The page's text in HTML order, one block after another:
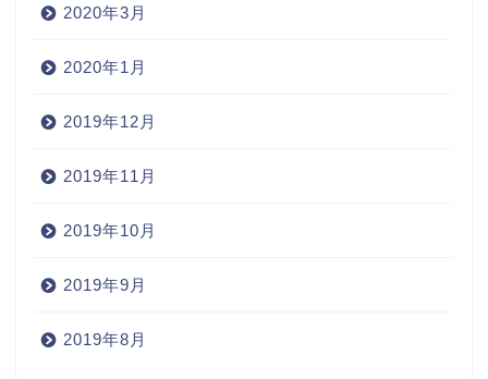
2020年3月
2020年1月
2019年12月
2019年11月
2019年10月
2019年9月
2019年8月